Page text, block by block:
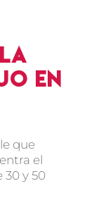
en
que
el
30 y 50